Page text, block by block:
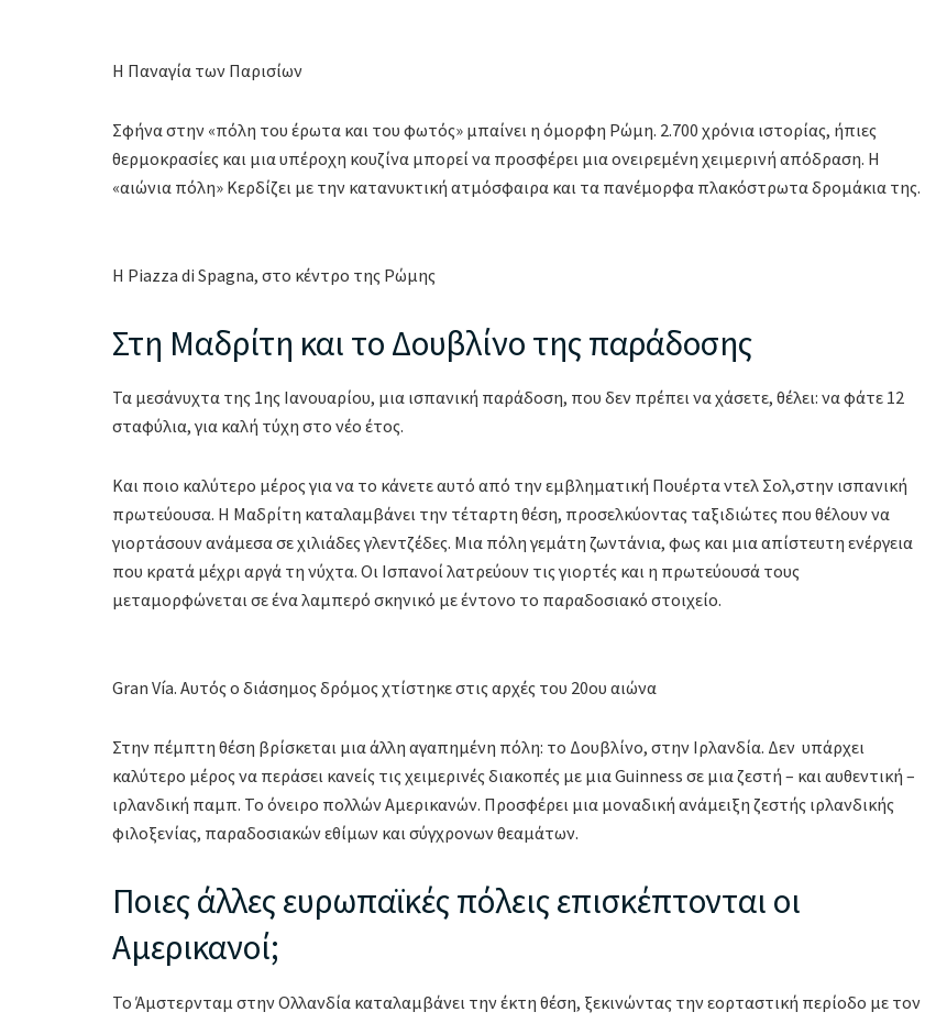
Η Παναγία των Παρισίων
Σφήνα στην «πόλη του έρωτα και του φωτός» μπαίνει η όμορφη Ρώμη. 2.700 χρόνια ιστορίας, ήπιες
θερμοκρασίες και μια υπέροχη κουζίνα μπορεί να προσφέρει μια ονειρεμένη χειμερινή απόδραση. Η
«αιώνια πόλη» Κερδίζει με την κατανυκτική ατμόσφαιρα και τα πανέμορφα πλακόστρωτα δρομάκια της.
Η Piazza di Spagna, στο κέντρο της Ρώμης
Στη Μαδρίτη και το Δουβλίνο της παράδοσης
Τα μεσάνυχτα της 1ης Ιανουαρίου, μια ισπανική παράδοση, που δεν πρέπει να χάσετε, θέλει: να φάτε 12
σταφύλια, για καλή τύχη στο νέο έτος.
Και ποιο καλύτερο μέρος για να το κάνετε αυτό από την εμβληματική Πουέρτα ντελ Σολ,στην ισπανική
πρωτεύουσα. Η Μαδρίτη καταλαμβάνει την τέταρτη θέση, προσελκύοντας ταξιδιώτες που θέλουν να
γιορτάσουν ανάμεσα σε χιλιάδες γλεντζέδες. Μια πόλη γεμάτη ζωντάνια, φως και μια απίστευτη ενέργεια
που κρατά μέχρι αργά τη νύχτα. Οι Ισπανοί λατρεύουν τις γιορτές και η πρωτεύουσά τους
μεταμορφώνεται σε ένα λαμπερό σκηνικό με έντονο το παραδοσιακό στοιχείο.
Gran Vía. Αυτός ο διάσημος δρόμος χτίστηκε στις αρχές του 20ου αιώνα
Στην πέμπτη θέση βρίσκεται μια άλλη αγαπημένη πόλη: το Δουβλίνο, στην Ιρλανδία. Δεν υπάρχει
καλύτερο μέρος να περάσει κανείς τις χειμερινές διακοπές με μια Guinness σε μια ζεστή – και αυθεντική –
ιρλανδική παμπ. Το όνειρο πολλών Αμερικανών. Προσφέρει μια μοναδική ανάμειξη ζεστής ιρλανδικής
φιλοξενίας, παραδοσιακών εθίμων και σύγχρονων θεαμάτων.
Ποιες άλλες ευρωπαϊκές πόλεις επισκέπτονται οι
Αμερικανοί;
Το Άμστερνταμ στην Ολλανδία καταλαμβάνει την έκτη θέση, ξεκινώντας την εορταστική περίοδο με τον